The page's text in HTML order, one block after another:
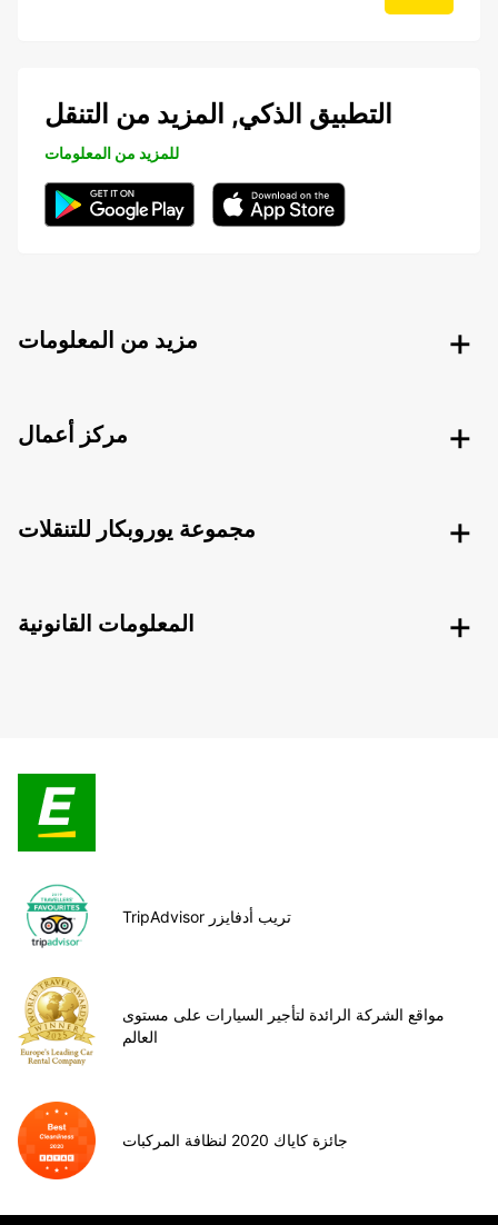
التطبيق الذكي, المزيد من التنقل
للمزيد من المعلومات
مزيد من المعلومات
مركز أعمال
مجموعة يوروبكار للتنقلات
المعلومات القانونية
TripAdvisor تريب أدفايزر
مواقع الشركة الرائدة لتأجير السيارات على مستوى
العالم
جائزة كاياك 2020 لنظافة المركبات